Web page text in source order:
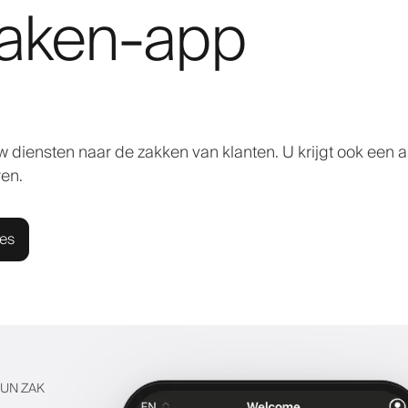
app
naar de zakken van klanten. U krijgt ook een
ZAK